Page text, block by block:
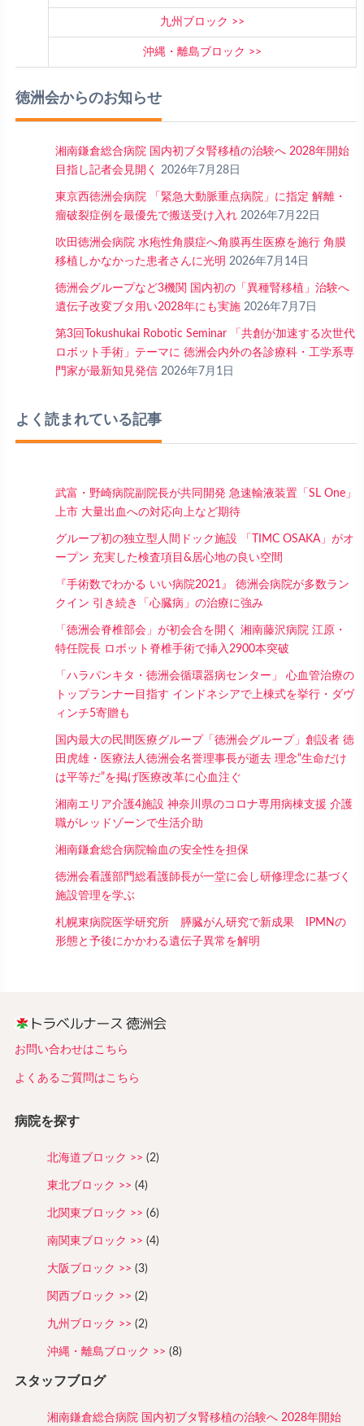
九州ブロック
沖縄・離島ブロック
徳洲会からのお知らせ
湘南鎌倉総合病院 国内初ブタ腎移植の治験へ 2028年開始
目指し記者会見開く
2026年7月28日
東京西徳洲会病院 「緊急大動脈重点病院」に指定 解離・
瘤破裂症例を最優先で搬送受け入れ 2026年7月22日
吹田徳洲会病院 水疱性角膜症へ角膜再生医療を施行 角膜
移植しかなかった患者さんに光明 2026年7月14日
徳洲会グループなど3機関 国内初の「異種腎移植」治験へ
遺伝子改変ブタ用い2028年にも実施 2026年7月7日
第3回Tokushukai Robotic Seminar 「共創が加速する次世代
ロボット手術」テーマに 徳洲会内外の各診療科・工学系専
門家が最新知見発信 2026年7月1日
よく読まれている記事
武富・野崎病院副院長が共同開発 急速輸液装置「SL One」
上市 大量出血への対応向上など期待
グループ初の独立型人間ドック施設 「TIMC OSAKA」がオ
ープン 充実した検査項目&居心地の良い空間
『手術数でわかる いい病院2021』 徳洲会病院が多数ラン
クイン 引き続き「心臓病」の治療に強み
「徳洲会脊椎部会」が初会合を開く 湘南藤沢病院 江原・
特任院長 ロボット脊椎手術で挿入2900本突破
「ハラパンキタ・徳洲会循環器病センター」 心血管治療の
トップランナー目指す インドネシアで上棟式を挙行・ダヴ
ィンチ5寄贈も
国内最大の民間医療グループ「徳洲会グループ」創設者 徳
田虎雄・医療法人徳洲会名誉理事長が逝去 理念“生命だけ
は平等だ”を掲げ医療改革に心血注ぐ
湘南エリア介護4施設 神奈川県のコロナ専用病棟支援 介護
職がレッドゾーンで生活介助
湘南鎌倉総合病院輸血の安全性を担保
徳洲会看護部門総看護師長が一堂に会し研修理念に基づく
施設管理を学ぶ
札幌東病院医学研究所 膵臓がん研究で新成果 IPMNの
形態と予後にかかわる遺伝子異常を解明
お問い合わせはこちら
よくあるご質問はこちら
病院を探す
北海道ブロック (2)
東北ブロック (4)
北関東ブロック (6)
南関東ブロック (4)
大阪ブロック (3)
関西ブロック (2)
九州ブロック (2)
沖縄・離島ブロック (8)
スタッフブログ
湘南鎌倉総合病院 国内初ブタ腎移植の治験へ 2028年開始